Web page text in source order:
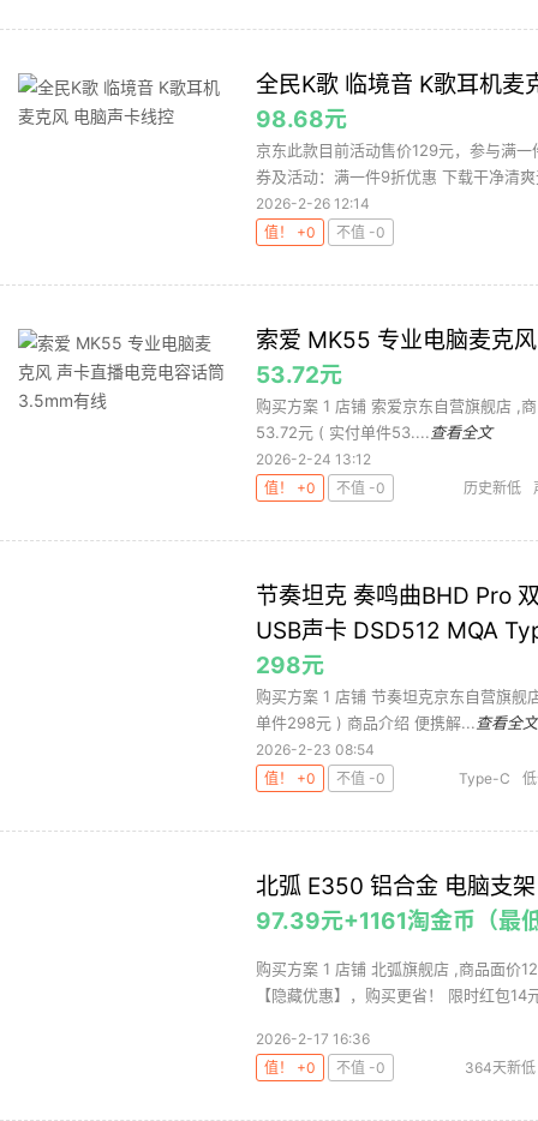
全民K歌 临境音 K歌耳机麦
98.68元
京东此款目前活动售价129元，参与满
券及活动：满一件9折优惠 下载干净清
2026-2-26 12:14
值！ +0
不值 -0
索爱 MK55 专业电脑麦克
53.72元
购买方案 1 店铺 索爱京东自营旗舰店 ,
53.72元 ( 实付单件53.... 查看全文
2026-2-24 13:12
值！ +0
不值 -0 历史新低
节奏坦克 奏鸣曲BHD Pro
USB声卡 DSD512 MQA
298元
购买方案 1 店铺 节奏坦克京东自营旗
单件298元 ) 商品介绍 便携解... 查看全文
2026-2-23 08:54
值！ +0
不值 -0 Type-C
北弧 E350 铝合金 电脑支
97.39元+1161淘金币（最
购买方案 1 店铺 北弧旗舰店 ,商品面价
【隐藏优惠】，购买更省！ 限时红包14
2026-2-17 16:36
值！ +0
不值 -0 364天新低